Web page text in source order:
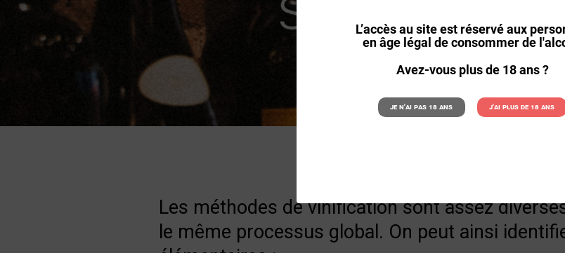
L’accès au site est réservé aux
en âge légal de consommer de
Avez-vous plus de 18 ans ?
Je n'ai pas 18 ans J'ai plus de 18 ans
Les méthodes de vinification sont assez
le même processus global. On peut ainsi